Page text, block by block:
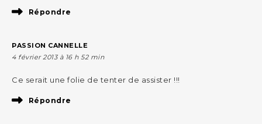
Répondre
PASSION CANNELLE
4 février 2013 à 16 h 52 min
Ce serait une folie de tenter de assister !!!
Répondre